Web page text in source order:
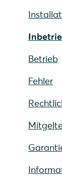
Betrieb
Fehler